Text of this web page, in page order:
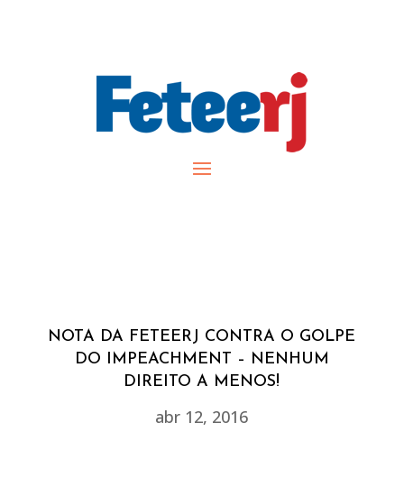
NOTA DA FETEERJ CONTRA O GOLPE
DO IMPEACHMENT – NENHUM
DIREITO A MENOS!
abr 12, 2016